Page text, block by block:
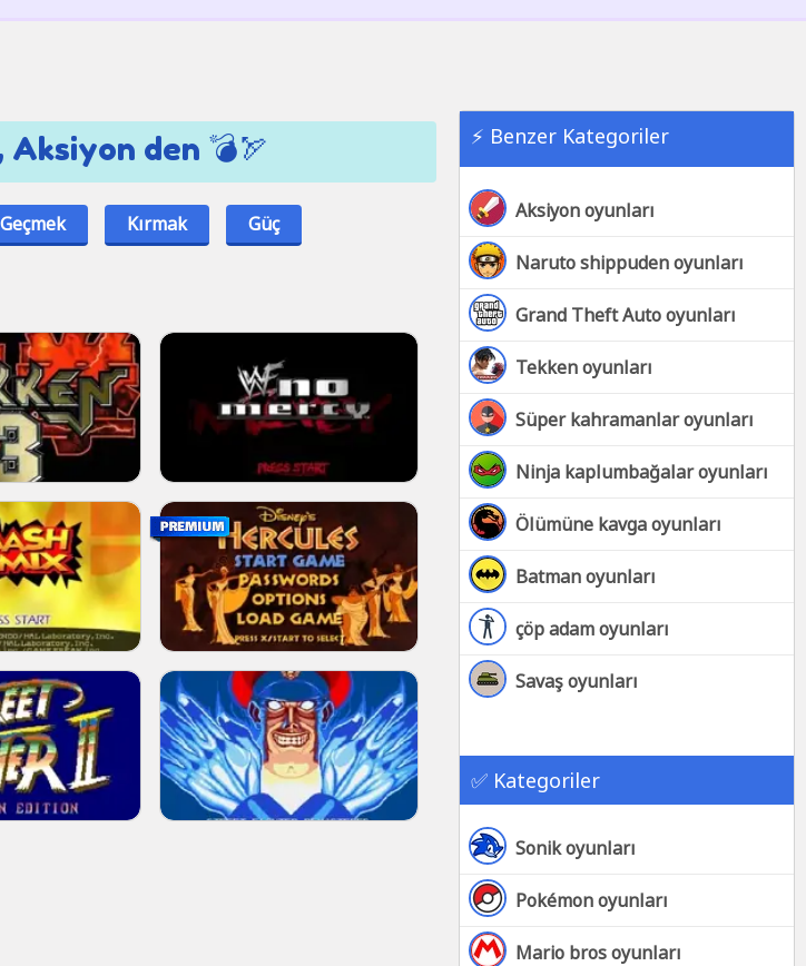
⚡ Benzer Kategoriler
Aksiyon oyunları
Naruto shippuden oyunları
Grand Theft Auto oyunları
Tekken oyunları
Süper kahramanlar oyunları
Ninja kaplumbağalar oyunları
Ölümüne kavga oyunları
Batman oyunları
çöp adam oyunları
Savaş oyunları
✅ Kategoriler
Sonik oyunları
Pokémon oyunları
Mario bros oyunları
den 💣🏹
Geçmek Kırmak
Güç